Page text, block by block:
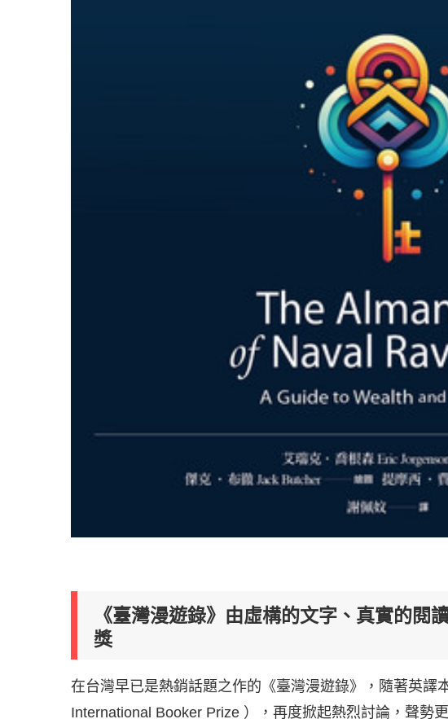
《臺灣漫遊錄》由虛構的文字、真實的閱
獎
在台灣早已是熱銷話題之作的《臺灣漫遊錄》，隨著英譯
International Booker Prize ），再度掀起熱烈討論，聲勢